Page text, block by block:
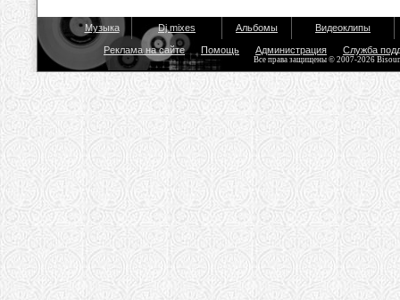
Музыка Dj mixes Альбомы Видеоклипы
Реклама на сайте Помощь Администрация Служба
Все права защищены © 2007-2026